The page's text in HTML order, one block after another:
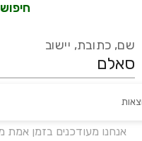
שם, כתובת, יישוב
אנחנו מעודכנים בזמן